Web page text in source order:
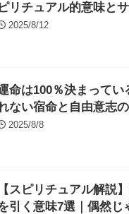
ピリチュアル的意味と
2025/8/12
命は100％決まってい
ない宿命と自由意志
2025/8/8
【スピリチュアル解説
引く意味7選｜偶然じ